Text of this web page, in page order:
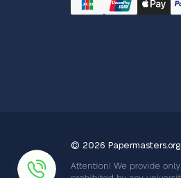
© 2026 Papermasters.org